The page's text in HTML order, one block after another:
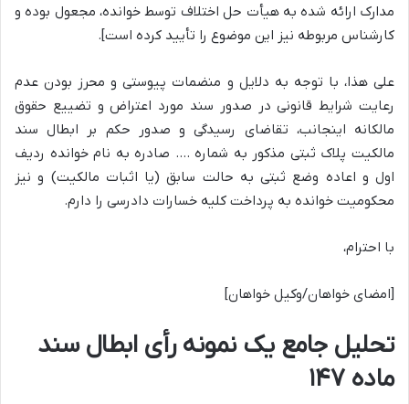
مدارک ارائه شده به هیأت حل اختلاف توسط خوانده، مجعول بوده و
کارشناس مربوطه نیز این موضوع را تأیید کرده است].
علی هذا، با توجه به دلایل و منضمات پیوستی و محرز بودن عدم
رعایت شرایط قانونی در صدور سند مورد اعتراض و تضییع حقوق
مالکانه اینجانب، تقاضای رسیدگی و صدور حکم بر ابطال سند
مالکیت پلاک ثبتی مذکور به شماره …. صادره به نام خوانده ردیف
اول و اعاده وضع ثبتی به حالت سابق (یا اثبات مالکیت) و نیز
محکومیت خوانده به پرداخت کلیه خسارات دادرسی را دارم.
با احترام،
[امضای خواهان/وکیل خواهان]
تحلیل جامع یک نمونه رأی ابطال سند
ماده ۱۴۷